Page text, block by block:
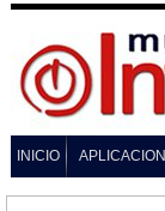
INICIO